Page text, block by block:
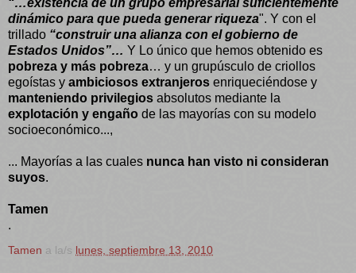
“…existencia de un grupo empresarial suficientemente
dinámico para que pueda generar riqueza". Y con el
trillado “construir una alianza con el gobierno de
Estados Unidos”… Y Lo único que hemos obtenido es
pobreza y más pobreza… y un grupúsculo de criollos
egoístas y ambiciosos extranjeros enriqueciéndose y
manteniendo privilegios absolutos mediante la
explotación y engaño de las mayorías con su modelo
socioeconómico...,
... Mayorías a las cuales nunca han visto ni consideran
suyos.
Tamen
.
Tamen a la/s lunes, septiembre 13, 2010